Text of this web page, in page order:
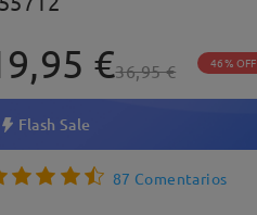
€36,95 € 46% OFF
Flash Sale
87 Comentarios